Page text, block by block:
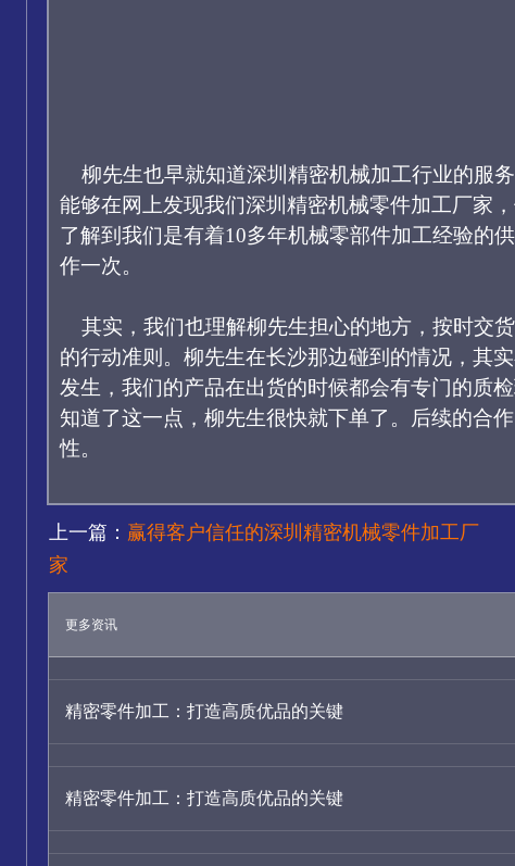
柳先生也早就知道深圳精密机械加工行业的服
能够在网上发现我们深圳精密机械零件加工厂家
了解到我们是有着10多年机械零部件加工经验的
作一次。
其实，我们也理解柳先生担心的地方，按时交
的行动准则。柳先生在长沙那边碰到的情况，其
发生，我们的产品在出货的时候都会有专门的质
知道了这一点，柳先生很快就下单了。后续的合作
性。
上一篇： 赢得客户信任的深圳精密机械零件加工厂
家
更多资讯
精密零件加工：打造高质优品的关键
精密零件加工：打造高质优品的关键